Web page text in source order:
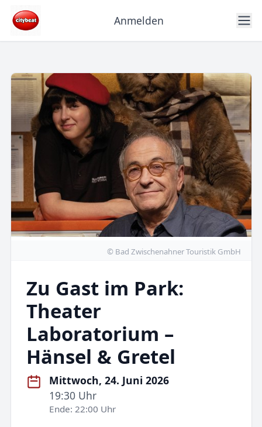
Anmelden
© Bad Zwischenahner Touristik GmbH
Zu Gast im Park:
Theater
Laboratorium –
Hänsel & Gretel
Mittwoch, 24. Juni 2026
19:30 Uhr
Ende: 22:00 Uhr